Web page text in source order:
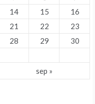
14 15
16
21 22
23
28 29
30
sep »